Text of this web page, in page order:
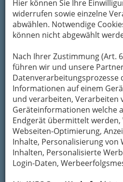
Hier können Sie Ihre
widerrufen sowie einzelne
abwählen. Notwendige
können nicht abgewählt
Nach Ihrer Zustimmung (Art. 6
führen wir und unsere
Datenverarbeitungsprozesse
Informationen auf einem
und verarbeiten, Verarbeiten
Geräteinformationen welche
Endgerät übermittelt werden,
Webseiten-Optimierung,
Inhalte, Personalisierung von
Inhalten, Personalisierte
Login-Daten,
Absenden umgehend
Unternehmen Roth
weitergeleitet.
Mein Name
Meine Email Adresse
Mein Betreff
Meine Nachricht